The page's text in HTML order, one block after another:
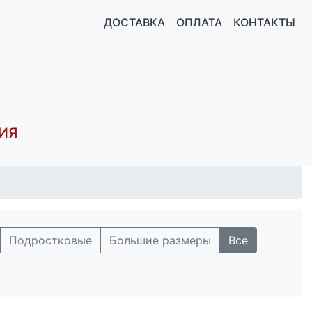
ДОСТАВКА ОПЛАТА КОНТАКТЫ
Подростковые Большие размеры
Все